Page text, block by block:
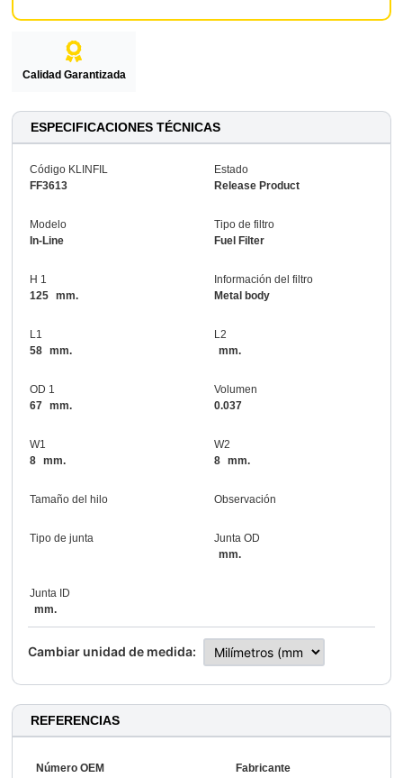
Calidad Garantizada
ESPECIFICACIONES TÉCNICAS
Código KLINFIL
FF3613
Estado
Release Product
Modelo
In-Line
Tipo de filtro
Fuel Filter
H 1
125 mm.
Información del filtro
Metal body
L1
58 mm.
L2
mm.
OD 1
67 mm.
Volumen
0.037
W1
8 mm.
W2
8 mm.
Tamaño del hilo Observación
Tipo de junta
Junta OD
mm.
Junta ID
mm.
Cambiar unidad de medida:
REFERENCIAS
Número OEM Fabricante